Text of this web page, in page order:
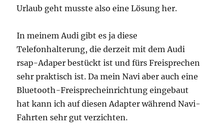
Urlaub geht musste also eine Lösung her.
In meinem Audi gibt es ja diese
Telefonhalterung, die derzeit mit dem Audi
rsap-Adaper bestückt ist und fürs Freisprechen
sehr praktisch ist. Da mein Navi aber auch eine
Bluetooth-Freisprecheinrichtung eingebaut
hat kann ich auf diesen Adapter während Navi-
Fahrten sehr gut verzichten.